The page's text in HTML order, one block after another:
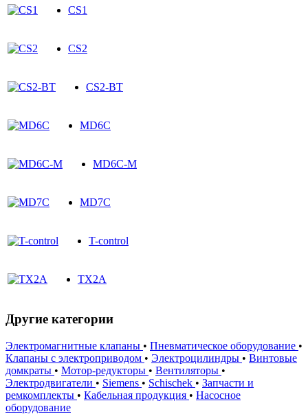
CS1
CS2
CS2-BT
MD6C
MD6C-M
MD7C
T-control
TX2A
Другие категории
Электромагнитные клапаны • Пневматическое оборудование •
Клапаны с электроприводом • Электроцилиндры • Винтовые
домкраты • Мотор-редукторы • Вентиляторы •
Электродвигатели • Siemens • Schischek • Запчасти и
ремкомплекты • Кабельная продукция • Насосное
оборудование